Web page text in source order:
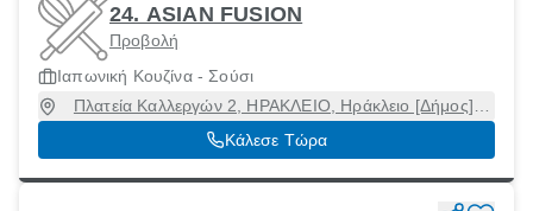
24. ASIAN FUSION
Προβολή
Ιαπωνική Κουζίνα - Σούσι
Πλατεία Καλλεργών 2, ΗΡΑΚΛΕΙΟ, Ηράκλειο [Δήμος],
Ηράκλειο, 71202
Κάλεσε Τώρα